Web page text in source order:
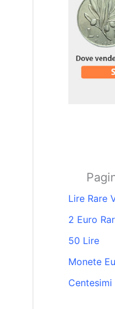
Lire Rare
2 Euro
50 Lire
Monete
Centesimi